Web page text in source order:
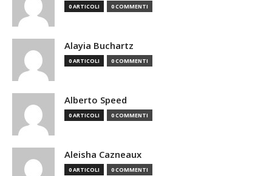
0 ARTICOLI 0 COMMENTI
Alayia Buchartz
0 ARTICOLI 0 COMMENTI
Alberto Speed
0 ARTICOLI 0 COMMENTI
Aleisha Cazneaux
0 ARTICOLI 0 COMMENTI